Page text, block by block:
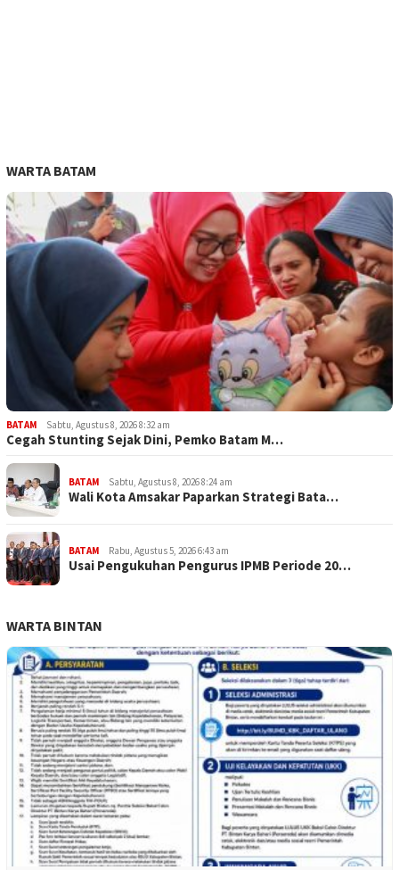
WARTA BATAM
BATAM Sabtu, Agustus 8, 2026 8:32 am
Cegah Stunting Sejak Dini, Pemko Batam M…
BATAM Sabtu, Agustus 8, 2026 8:24 am
Wali Kota Amsakar Paparkan Strategi Bata…
BATAM Rabu, Agustus 5, 2026 6:43 am
Usai Pengukuhan Pengurus IPMB Periode 20…
WARTA BINTAN